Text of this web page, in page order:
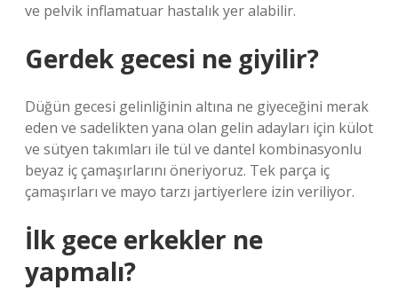
ve pelvik inflamatuar hastalık yer alabilir.
Gerdek gecesi ne giyilir?
Düğün gecesi gelinliğinin altına ne giyeceğini merak
eden ve sadelikten yana olan gelin adayları için külot
ve sütyen takımları ile tül ve dantel kombinasyonlu
beyaz iç çamaşırlarını öneriyoruz. Tek parça iç
çamaşırları ve mayo tarzı jartiyerlere izin veriliyor.
İlk gece erkekler ne
yapmalı?